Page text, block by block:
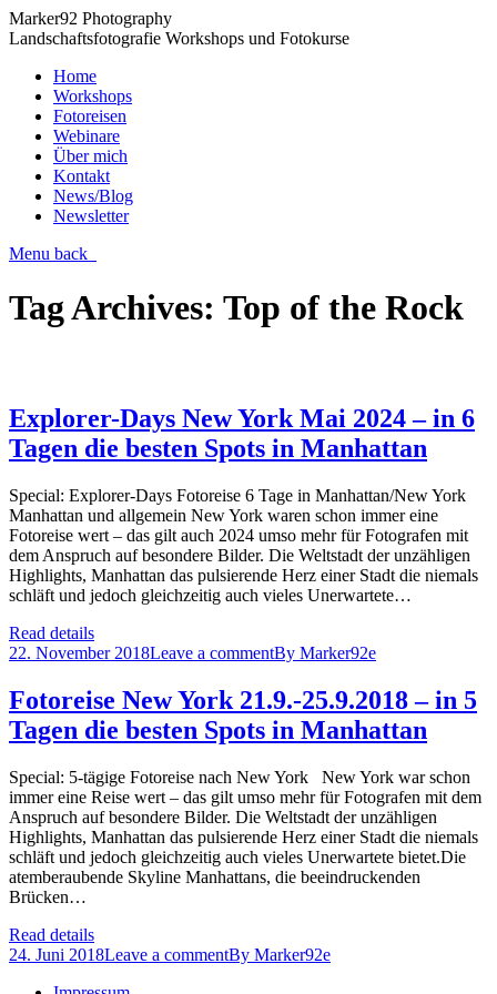
Marker92 Photography
Landschaftsfotografie Workshops und Fotokurse
Home
Workshops
Fotoreisen
Webinare
Über mich
Kontakt
News/Blog
Newsletter
Menu back
Tag Archives: Top of the Rock
Explorer-Days New York Mai 2024 – in 6
Tagen die besten Spots in Manhattan
Special: Explorer-Days Fotoreise 6 Tage in Manhattan/New York
Manhattan und allgemein New York waren schon immer eine
Fotoreise wert – das gilt auch 2024 umso mehr für Fotografen mit
dem Anspruch auf besondere Bilder. Die Weltstadt der unzähligen
Highlights, Manhattan das pulsierende Herz einer Stadt die niemals
schläft und jedoch gleichzeitig auch vieles Unerwartete…
Read details
22. November 2018Leave a commentBy Marker92e
Fotoreise New York 21.9.-25.9.2018 – in 5
Tagen die besten Spots in Manhattan
Special: 5-tägige Fotoreise nach New York New York war schon
immer eine Reise wert – das gilt umso mehr für Fotografen mit dem
Anspruch auf besondere Bilder. Die Weltstadt der unzähligen
Highlights, Manhattan das pulsierende Herz einer Stadt die niemals
schläft und jedoch gleichzeitig auch vieles Unerwartete bietet.Die
atemberaubende Skyline Manhattans, die beeindruckenden
Brücken…
Read details
24. Juni 2018Leave a commentBy Marker92e